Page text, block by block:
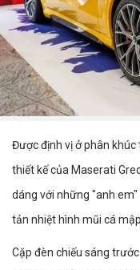
Được định vị ở phân khúc
thiết kế của Maserati
dáng với những "anh
tản nhiệt hình mũi cá
Cặp đèn chiếu sáng